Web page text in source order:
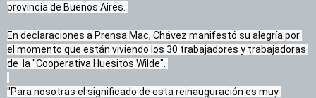
provincia de Buenos Aires.
En declaraciones a Prensa Mac, Chávez manifestó su alegría por
el momento que están viviendo los 30 trabajadores y trabajadoras
de  la "Cooperativa Huesitos Wilde".
"Para nosotras el significado de esta reinauguración es muy